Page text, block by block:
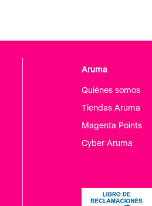
Aruma
Quiénes somos
Tiendas Aruma
Magenta Points
Cyber Aruma